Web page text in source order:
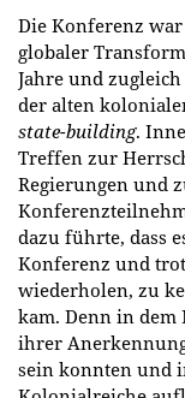
Die Konferenz
globaler
Jahre und
der alten
state-building.
Treffen zur
Regierungen und
dazu führte, dass
Konferenz und
wiederholen, zu
kam. Denn in dem
ihrer
sein konnten und